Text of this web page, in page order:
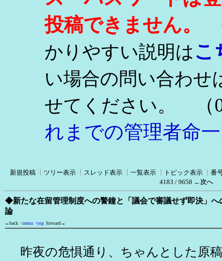
投稿できません。
かりやすい説明はこ
い場合の問い合わせ
せてください。
（
れまでの管理者命
新規投稿 ツリー表示 スレッド表示 一覧表示 トピック表示
番
4183 / 9658 ←次へ
◆新たな在留管理制度への警鐘と「議会で審議せず即決」へ
論
←back ↑menu ↑top forward→
昨夜の危惧通り、ちゃんとした原